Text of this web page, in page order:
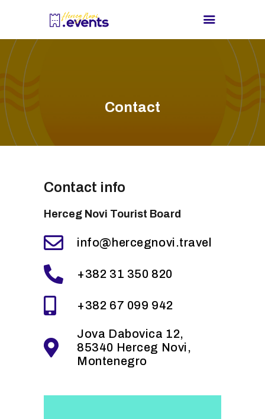
Contact
TURIST INFO
Contact info
Herceg Novi Tourist Board
info@hercegnovi.travel
+382 31 350 820
+382 67 099 942
Jova Dabovica 12,
85340 Herceg Novi,
Montenegro